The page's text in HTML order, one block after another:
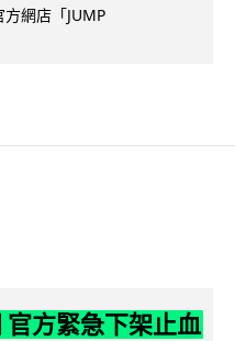
網店「JUMP
方緊急下架止血